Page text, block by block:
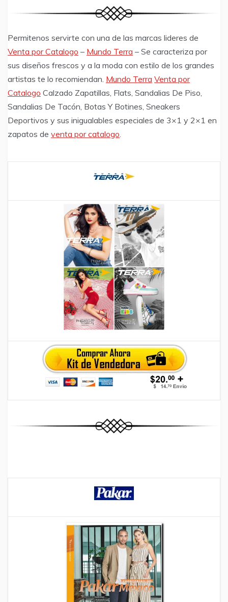
Permitenos servirte con una de las marcas lideres de
Venta por Catalogo – Mundo Terra – Se caracteriza por
sus diseños frescos y a la moda con estilo de los grandes
artistas te lo recomiendan. Mundo Terra Venta por
Catalogo Calzado Zapatillas, Flats, Sandalias De Piso,
Sandalias De Tacón, Botas Y Botines, Sneakers
Deportivos y sus inigualables especiales de 3×1 y 2×1 en
zapatos de venta por catalogo.